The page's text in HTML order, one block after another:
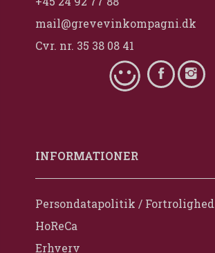
mail@grevevinkompagni.dk
Cvr. nr. 35 38 08 41
INFORMATIONER
Persondatapolitik / Fortrolighed
HoReCa
Erhverv